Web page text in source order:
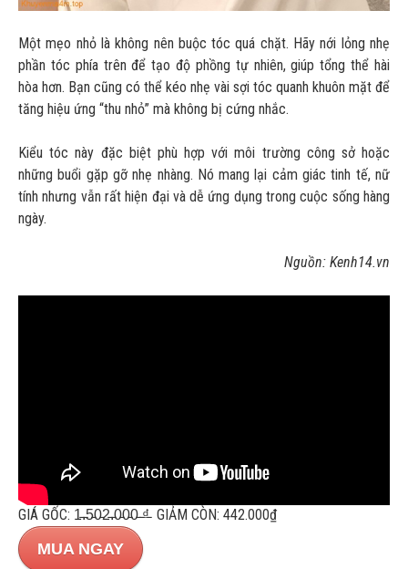
Một mẹo nhỏ là không nên buộc tóc quá chặt. Hãy nới lỏng nhẹ
phần tóc phía trên để tạo độ phồng tự nhiên, giúp tổng thể hài
hòa hơn. Bạn cũng có thể kéo nhẹ vài sợi tóc quanh khuôn mặt để
tăng hiệu ứng “thu nhỏ” mà không bị cứng nhắc.
Kiểu tóc này đặc biệt phù hợp với môi trường công sở hoặc
những buổi gặp gỡ nhẹ nhàng. Nó mang lại cảm giác tinh tế, nữ
tính nhưng vẫn rất hiện đại và dễ ứng dụng trong cuộc sống hàng
ngày.
Nguồn: Kenh14.vn
GIÁ GỐC: 1̵.̵5̵0̵2̵.̵0̵0̵0̵ ̵₫̵ GIẢM CÒN: 442.000₫
MUA NGAY